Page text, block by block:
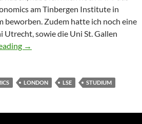
am Tinbergen Institute in
beworben. Zudem hatte ich noch eine
sowie die Uni St. Gallen
Bewerbung fÃ¼r den M.Sc.
→
LONDON LSE STUDIUM